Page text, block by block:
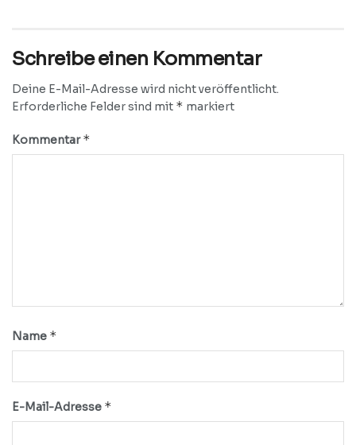
Schreibe einen Kommentar
Deine E-Mail-Adresse wird nicht veröffentlicht.
Erforderliche Felder sind mit * markiert
Kommentar*
Name *
E-Mail-Adresse *